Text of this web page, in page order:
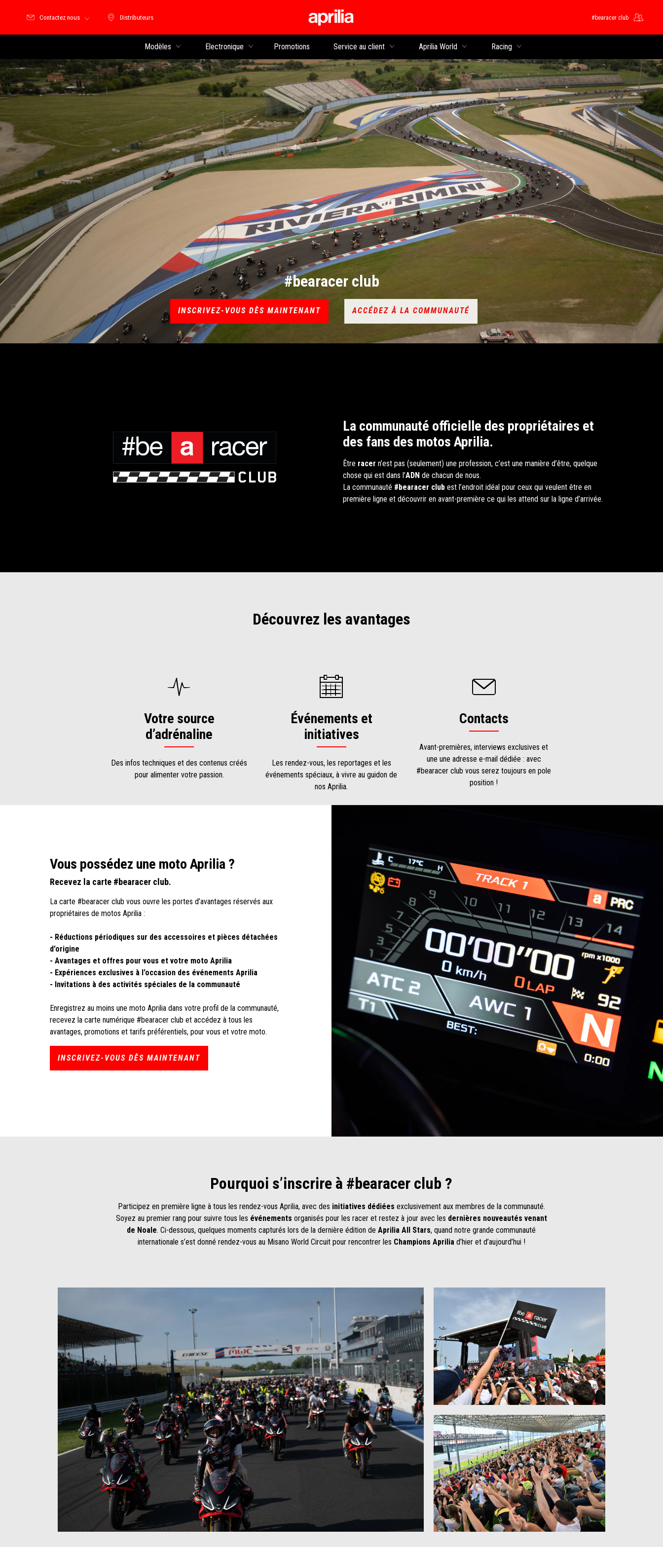
Distributeurs
Distributeurs
Contactez nous #bearacer club
Modèles Electronique Promotions Service au client Aprilia World Racing
#bearacer club
INSCRIVEZ-VOUS DÈS MAINTENANT ACCÉDEZ À LA COMMUNAUTÉ
La communauté officielle des propriétaires et
des fans des motos Aprilia.
Être racer n’est pas (seulement) une profession, c’est une manière d’être, quelque
chose qui est dans l’ADN de chacun de nous.
La communauté #bearacer club est l’endroit idéal pour ceux qui veulent être en
première ligne et découvrir en avant-première ce qui les attend sur la ligne d’arrivée.
Découvrez les avantages
Votre source
d’adrénaline
Des infos techniques et des contenus créés
pour alimenter votre passion.
Événements et
initiatives
Les rendez-vous, les reportages et les
événements spéciaux, à vivre au guidon de
nos Aprilia.
Contacts
Avant-premières, interviews exclusives et
une une adresse e-mail dédiée : avec
#bearacer club vous serez toujours en pole
position !
Vous possédez une moto Aprilia ?
Recevez la carte #bearacer club.
La carte #bearacer club vous ouvre les portes d’avantages réservés aux
propriétaires de motos Aprilia :
- Réductions périodiques sur des accessoires et pièces détachées
d’origine
- Avantages et offres pour vous et votre moto Aprilia
- Expériences exclusives à l’occasion des événements Aprilia
- Invitations à des activités spéciales de la communauté
Enregistrez au moins une moto Aprilia dans votre profil de la communauté,
recevez la carte numérique #bearacer club et accédez à tous les
avantages, promotions et tarifs préférentiels, pour vous et votre moto.
INSCRIVEZ-VOUS DÈS MAINTENANT
Pourquoi s’inscrire à #bearacer club ?
Participez en première ligne à tous les rendez-vous Aprilia, avec des initiatives dédiées exclusivement aux membres de la communauté.
Soyez au premier rang pour suivre tous les événements organisés pour les racer et restez à jour avec les dernières nouveautés venant
de Noale. Ci-dessous, quelques moments capturés lors de la dernière édition deAprilia All Stars, quand notre grande communauté
internationale s’est donné rendez-vous au Misano World Circuit pour rencontrer les Champions Apriliad’hier et d’aujourd’hui !